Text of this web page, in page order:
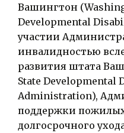
Вашингтон
Developmental
участии
инвалидностью
развития штата
State Developmental
Administration),
поддержки
долгосрочного